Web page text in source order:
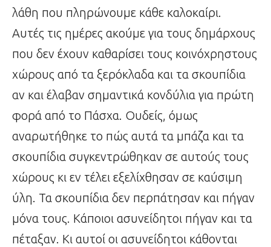
λάθη που πληρώνουμε κάθε καλοκαίρι.
Αυτές τις ημέρες ακούμε για τους δημάρχους
που δεν έχουν καθαρίσει τους κοινόχρηστους
χώρους από τα ξερόκλαδα και τα σκουπίδια
αν και έλαβαν σημαντικά κονδύλια για πρώτη
φορά από το Πάσχα. Ουδείς, όμως
αναρωτήθηκε το πώς αυτά τα μπάζα και τα
σκουπίδια συγκεντρώθηκαν σε αυτούς τους
χώρους κι εν τέλει εξελίχθησαν σε καύσιμη
ύλη. Τα σκουπίδια δεν περπάτησαν και πήγαν
μόνα τους. Κάποιοι ασυνείδητοι πήγαν και τα
πέταξαν. Κι αυτοί οι ασυνείδητοι κάθονται